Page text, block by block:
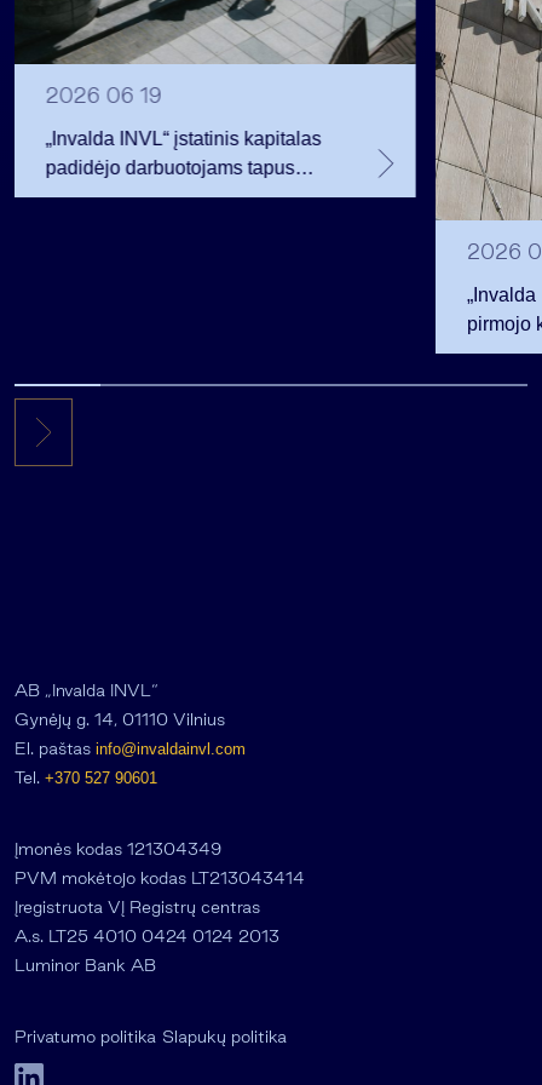
2026 06 19
„Invalda INVL“ įstatinis kapitalas
padidėjo darbuotojams tapus
akcininkais
2026
pirmojo
256,3
AB „Invalda INVL“
Gynėjų g. 14, 01110 Vilnius
El. paštas info@invaldainvl.com
Tel. +370 527 90601
Įmonės kodas 121304349
PVM mokėtojo kodas LT213043414
Įregistruota VĮ Registrų centras
A.s. LT25 4010 0424 0124 2013
Luminor Bank AB
Privatumo politika Slapukų politika